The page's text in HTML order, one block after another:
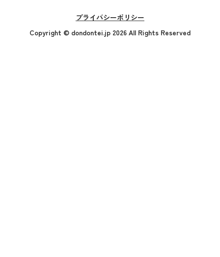
Copyright © dondontei.jp 2026 All Rights Reserved
プライバシーポリシー